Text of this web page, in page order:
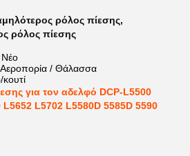
ρόλος πίεσης,
ρόλος πίεσης
/ Θάλασσα
κουτί
για τον αδελφό DCP-L5500
L5702 L5580D 5585D 5590